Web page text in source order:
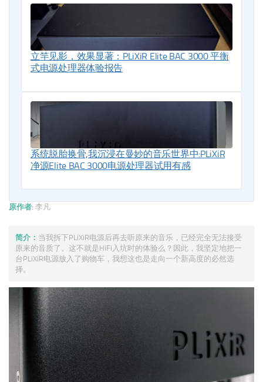
立竿见影，效果显著：PLiXiR Elite BAC 3000 平衡
式电源处理器体验报告
系统脱胎换骨,我沉浸在曼妙的音乐世界中:PLiXiR
净源Elite BAC 3000电源处理器试用有感
原作者: 李凡
简介： 当我拆下PLiXiR电源后再去听原来的音乐，已经完全无法接受
原来的音质了。这不就是HiFi入坑时的体验么？因此，我坚定地把一
台PLiXiR电源放入了购物车，我想这也是走向一个新高度的必然选
择。